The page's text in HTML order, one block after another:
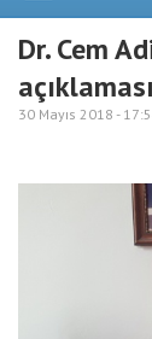
Dr. Cem
açıklaması
30 Mayıs 2018 -